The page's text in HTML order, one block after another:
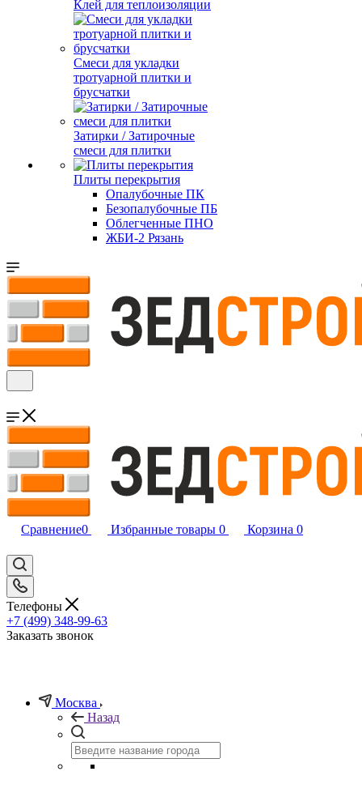
Клей для теплоизоляции
Смеси для укладки
тротуарной плитки и
брусчатки
Затирки / Затирочные
смеси для плитки
Плиты перекрытия
Опалубочные ПК
Безопалубочные ПБ
Облегченные ПНО
ЖБИ-2 Рязань
Сравнение0 Избранные товары 0 Корзина 0
Телефоны
+7 (499) 348-99-63
Заказать звонок
Москва
Назад